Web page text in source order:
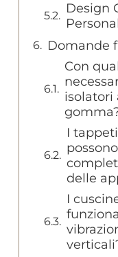
Design
Domande
Con
isolatori
I
delle
I